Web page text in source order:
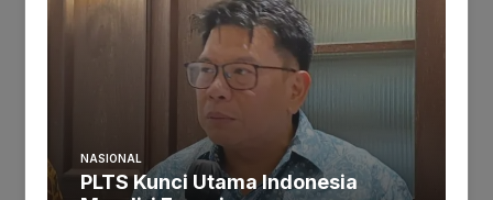
Tinggalkan komentar
NASIONAL
PLTS Kunci Utama Indonesia